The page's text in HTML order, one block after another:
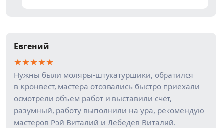
Евгений
★★★★★
Нужны были моляры-штукатуршики, обратился
в Кронвест, мастера отозвались быстро приехали
осмотрели объем работ и выставили счёт,
разумный, работу выполнили на ура, рекомендую
мастеров Рой Виталий и Лебедев Виталий.